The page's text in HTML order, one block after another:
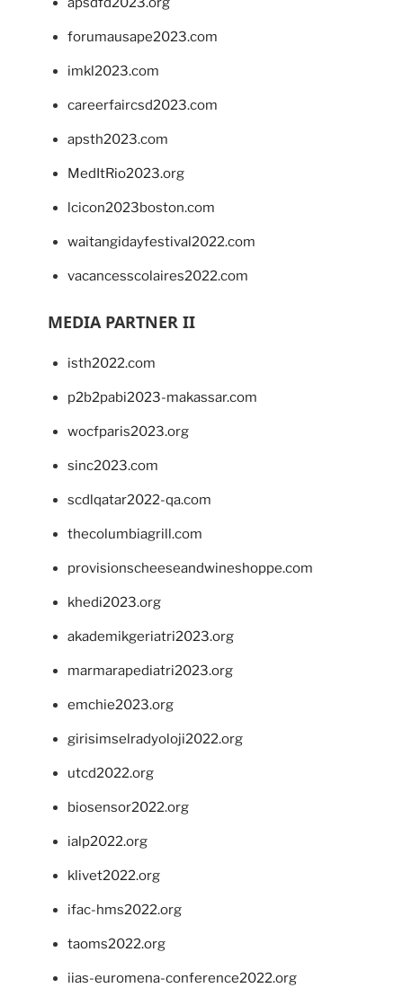
forumausape2023.com
imkl2023.com
careerfaircsd2023.com
apsth2023.com
MedItRio2023.org
lcicon2023boston.com
waitangidayfestival2022.com
vacancesscolaires2022.com
MEDIA PARTNER II
isth2022.com
p2b2pabi2023-makassar.com
wocfparis2023.org
sinc2023.com
scdlqatar2022-qa.com
thecolumbiagrill.com
provisionscheeseandwineshoppe.com
khedi2023.org
akademikgeriatri2023.org
marmarapediatri2023.org
emchie2023.org
girisimselradyoloji2022.org
utcd2022.org
biosensor2022.org
ialp2022.org
klivet2022.org
ifac-hms2022.org
taoms2022.org
iias-euromena-conference2022.org